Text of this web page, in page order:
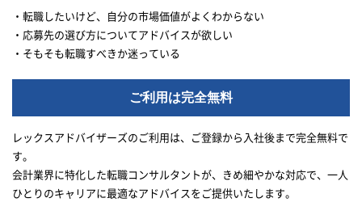
・転職したいけど、自分の市場価値がよくわからない
・応募先の選び方についてアドバイスが欲しい
・そもそも転職すべきか迷っている
ご利用は完全無料
レックスアドバイザーズのご利用は、ご登録から入社後まで完全無料で
す。
会計業界に特化した転職コンサルタントが、きめ細やかな対応で、一人
ひとりのキャリアに最適なアドバイスをご提供いたします。